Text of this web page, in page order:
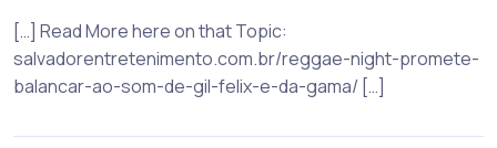
[…] Read More here on that Topic:
salvadorentretenimento.com.br/reggae-night-promete-
balancar-ao-som-de-gil-felix-e-da-gama/ […]